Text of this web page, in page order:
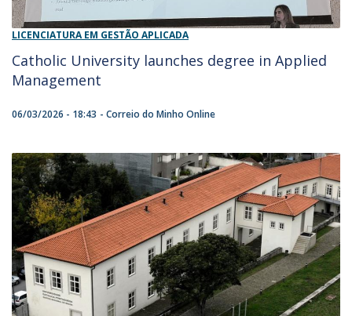
LICENCIATURA EM GESTÃO APLICADA
Catholic University launches degree in Applied
Management
06/03/2026 - 18:43 Correio do Minho Online